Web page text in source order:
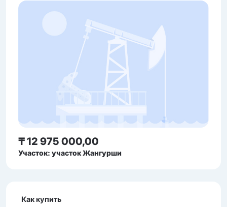
₸ 12 975 000,00
Участок: участок Жангурши
Как купить